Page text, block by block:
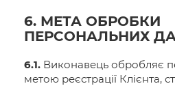
6. МЕТА ОБРОБКИ
ПЕРСОНАЛЬНИХ
6.1. Виконавець обробляє
метою реєстрації Клієнта,